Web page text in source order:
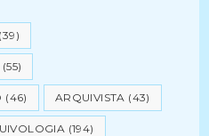
(39)
(55)
(46) ARQUIVISTA (43)
(194)